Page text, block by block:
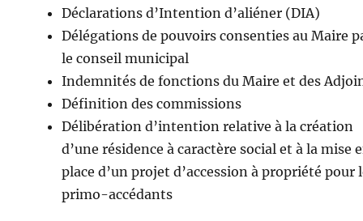
Déclarations d’Intention d’aliéner (DIA)
Délégations de pouvoirs consenties au Maire
le conseil municipal
Indemnités de fonctions du Maire et des
Définition des commissions
Délibération d’intention relative à la création
d’une résidence à caractère social et à la mise
place d’un projet d’accession à propriété pour
primo-accédants